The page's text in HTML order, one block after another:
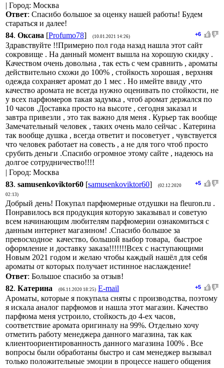
| Город: Москва
Ответ: Спасибо большое за оценку нашей работы! Будем
стараться и далее!
+6
84. Оксана [Profumo78] (10.01.2021 14:26)
Здравствуйте !!Примерно пол года назад нашла этот сайт
сокровище . На данный момент вышла на хорошую скидку .
Качеством очень довольна , так есть с чем сравнить , ароматы
действительно схожи до 100% , стойкость хорошая , верхняя
одежда сохраняет аромат до 1 мес . Но имейте ввиду ,что
качество аромата не всегда нужно оценивать по стойкости, не
у всех парфюмеров такая задумка , чтоб аромат держался по
10 часов .Доставка просто на высоте , сегодня заказал и
завтра привезли , это так важно для меня . Курьер так вообще
Замечательный человек , таких очень мало сейчас . Катерина
так вообще душка , всегда ответит и посоветует , чувствуется
что человек работает на совесть , а не для того чтоб просто
срубить деньги .Спасибо огромное этому сайте , надеюсь на
долгое сотрудничество!!!!
| Город: Москва
+5
83. samusenkoviktor60 [samusenkoviktor60]
(02.12.2020
02:13)
Добрый день! Покупал парфюмерные отдушки на fleuron.ru .
Понравилось вся продукция которую заказывал и советую
всем начинающим любителям парфюмерии ознакомиться с
данным интернет магазином! .Спасибо большое за
превосходное качество, большой выбор товара, быстрое
оформление и доставку заказа!!!!!!!Всех с наступающими
Новым 2021 годом и желаю чтобы каждый нашёл для себя
ароматы от которых получает истинное наслаждение!
Ответ: Большое спасибо за отзыв!
+5
82. Катерина (06.11.2020 18:25) E-mail
Ароматы, которые я покупала сняты с производства, поэтому
я искала аналог парфюмов и нашла этот магазин. Качество
парфюма меня устроило, стойкость до 4-ех часов,
соответствие аромата оригиналу на 99%. Отдельно хочу
отметить работу менеджера данного магазина, так как
клиентоориентированность данного магазина 100% . Все
вопросы были обработаны быстро и сам менеджер вызывал
только положительные эмоции в процессе нашего общения